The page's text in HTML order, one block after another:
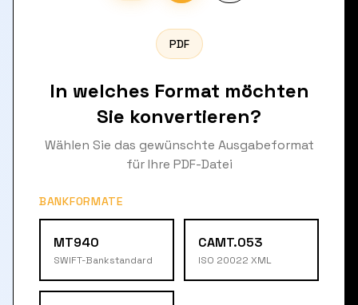
PDF
In welches Format möchten
Sie konvertieren?
Wählen Sie das gewünschte Ausgabeformat
für Ihre PDF-Datei
BANKFORMATE
MT940
SWIFT-Bankstandard
CAMT.053
ISO 20022 XML